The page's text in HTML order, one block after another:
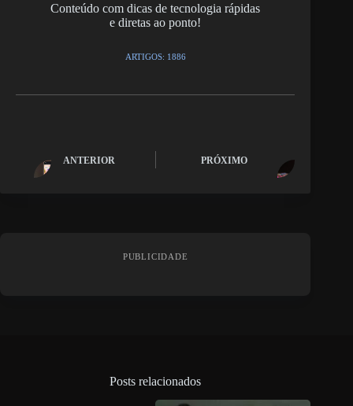
Conteúdo com dicas de tecnologia rápidas
e diretas ao ponto!
ARTIGOS: 1886
ANTERIOR PRÓXIMO
PUBLICIDADE
Posts relacionados